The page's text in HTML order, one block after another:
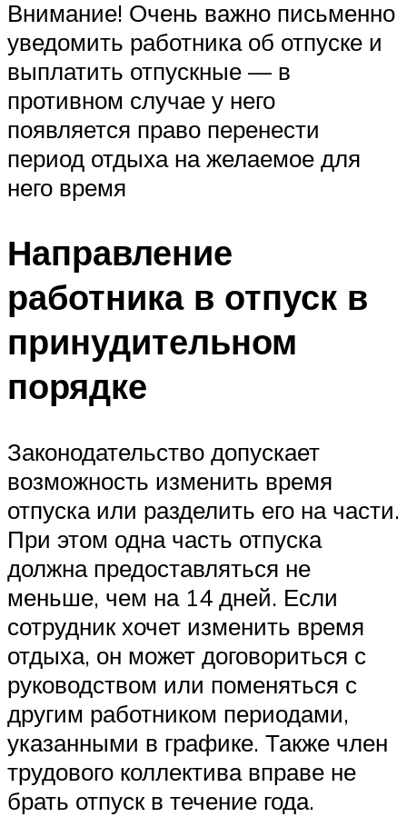
Внимание! Очень важно письменно
уведомить работника об отпуске и
выплатить отпускные — в
противном случае у него
появляется право перенести
период отдыха на желаемое для
него время
Направление
работника в отпуск в
принудительном
порядке
Законодательство допускает
возможность изменить время
отпуска или разделить его на части.
При этом одна часть отпуска
должна предоставляться не
меньше, чем на 14 дней. Если
сотрудник хочет изменить время
отдыха, он может договориться с
руководством или поменяться с
другим работником периодами,
указанными в графике. Также член
трудового коллектива вправе не
брать отпуск в течение года.